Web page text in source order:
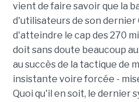
vient de faire savoir que la
d'utilisateurs de son
d'atteindre le cap des 270
doit sans doute beaucoup
au succès de la tactique de
insistante voire forcée -
Quoi qu'il en soit, le dernier